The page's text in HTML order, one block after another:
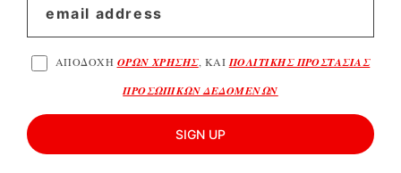
ΑΠΟΔΟΧΗ ΟΡΩΝ ΧΡΗΣΗΣ, ΚΑΙΠΟΛΙΤΙΚΗΣ ΠΡΟΣΤΑΣΙΑΣ
ΠΡΟΣΩΠΙΚΩΝ ΔΕΔΟΜΕΝΩΝ
SIGN UP